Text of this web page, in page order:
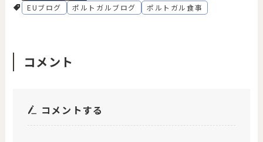
EUブログ
ポルトガルブログ ポルトガル食事
コメント
コメントする